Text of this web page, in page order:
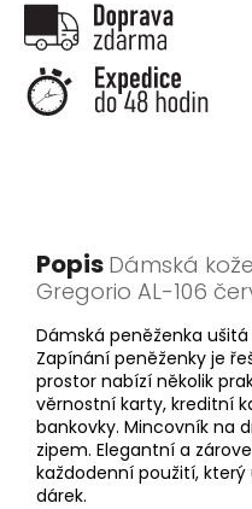
Popis Dámská
Gregorio AL-106
Dámská peněženka
Zapínání peněženky je
prostor nabízí několik
věrnostní karty, kreditní
bankovky. Mincovník na
zipem. Elegantní a
každodenní použití,
dárek.